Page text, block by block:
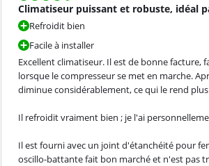
Climatiseur puissant et robuste, idéal
Refroidit bien
Facile à installer
Excellent climatiseur. Il est de bonne
lorsque le compresseur se met en marche.
diminue considérablement, ce qui le rend
Il refroidit vraiment bien ; je l'ai
Il est fourni avec un joint d'étanchéité pour
oscillo-battante fait bon marché et n'est pas